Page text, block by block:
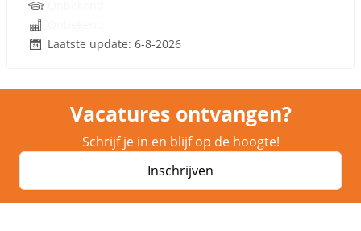
Laatste update: 6-8-2026
Vacatures ontvangen?
Schrijf je in en blijf op de hoogte!
Inschrijven